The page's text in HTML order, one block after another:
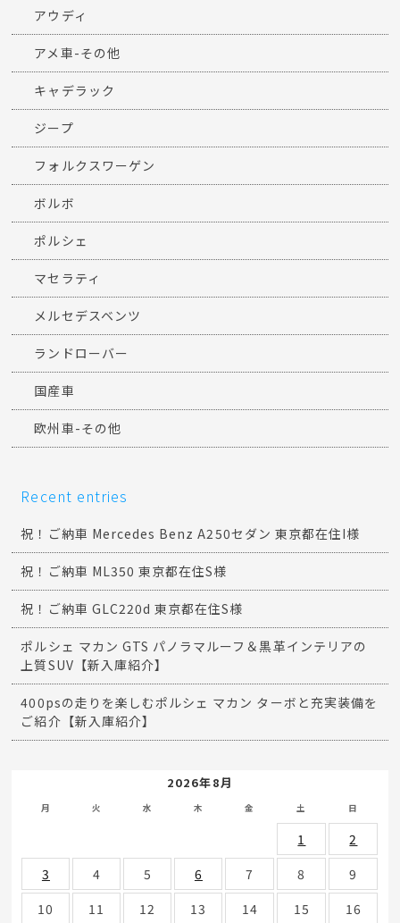
アウディ
アメ車-その他
キャデラック
ジープ
フォルクスワーゲン
ボルボ
ポルシェ
マセラティ
メルセデスベンツ
ランドローバー
国産車
欧州車-その他
Recent entries
祝！ご納車 Mercedes Benz A250セダン 東京都在住I様
祝！ご納車 ML350 東京都在住S様
祝！ご納車 GLC220d 東京都在住S様
ポルシェ マカン GTS パノラマルーフ＆黒革インテリアの
上質SUV【新入庫紹介】
400psの走りを楽しむポルシェ マカン ターボと充実装備を
ご紹介【新入庫紹介】
2026年8月
月 火 水 木 金 土 日
1
2
3
4 5 6 7 8
9
10
11 12 13 14 15 16